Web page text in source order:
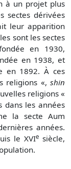
à un projet plus
sectes dérivées
leur apparition
sont les sectes
en 1930,
en 1938, et
en 1892. À ces
religions «, shin
religions «
dans les années
la secte Aum
années.
leXVIe siècle,